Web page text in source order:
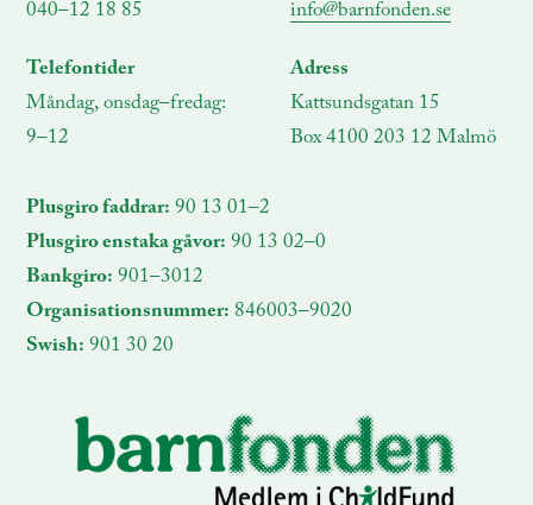
040–12 18 85
Telefontider
Måndag, onsdag–fredag:
9–12
info@barnfonden.se
Adress
Kattsundsgatan 15
Box 4100 203 12 Malmö
Plusgiro faddrar: 90 13 01–2
Plusgiro enstaka gåvor: 90 13 02–0
Bankgiro: 901–3012
Organisationsnummer: 846003–9020
Swish: 901 30 20